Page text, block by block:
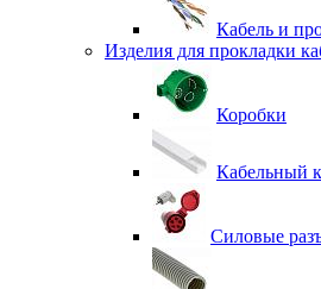
Кабель и
Изделия для прокладки
Коробки
Кабельный
Силовые